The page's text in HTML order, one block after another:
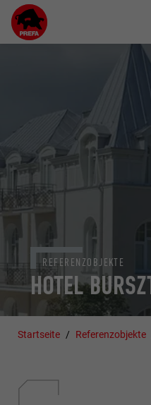
HOTEL
REFERENZOBJEKTE
Startseite Referenzobjekte